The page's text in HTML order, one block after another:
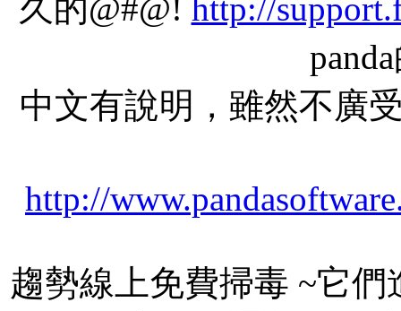
久的@#@! http://
中文有說明，雖然不廣
http://
趨勢線上免費掃毒 ~它